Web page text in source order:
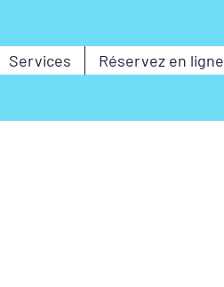
Services Réservez en ligne